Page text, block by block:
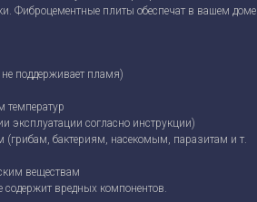
Фиброцементные плиты обеспечат в вашем доме
поддерживает пламя)
температур
эксплуатации согласно инструкции)
(грибам, бактериям, насекомым, паразитам и т.
веществам
содержит вредных компонентов.